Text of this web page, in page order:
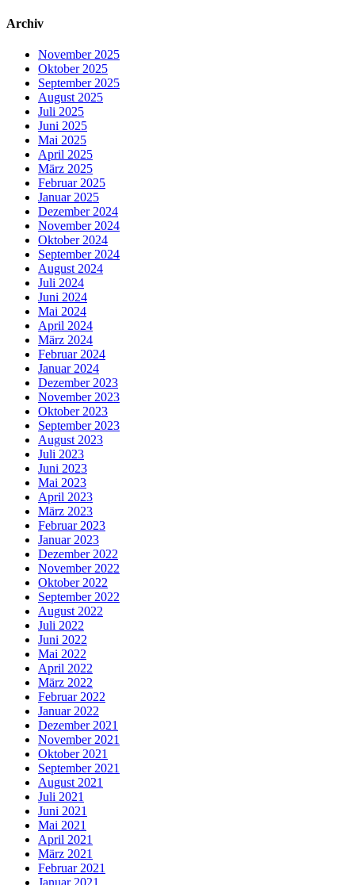
Archiv
November 2025
Oktober 2025
September 2025
August 2025
Juli 2025
Juni 2025
Mai 2025
April 2025
März 2025
Februar 2025
Januar 2025
Dezember 2024
November 2024
Oktober 2024
September 2024
August 2024
Juli 2024
Juni 2024
Mai 2024
April 2024
März 2024
Februar 2024
Januar 2024
Dezember 2023
November 2023
Oktober 2023
September 2023
August 2023
Juli 2023
Juni 2023
Mai 2023
April 2023
März 2023
Februar 2023
Januar 2023
Dezember 2022
November 2022
Oktober 2022
September 2022
August 2022
Juli 2022
Juni 2022
Mai 2022
April 2022
März 2022
Februar 2022
Januar 2022
Dezember 2021
November 2021
Oktober 2021
September 2021
August 2021
Juli 2021
Juni 2021
Mai 2021
April 2021
März 2021
Februar 2021
Januar 2021